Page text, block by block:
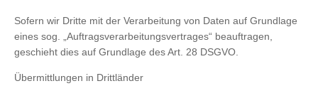
Sofern wir Dritte mit der Verarbeitung von Daten auf Grundlage
eines sog. „Auftragsverarbeitungsvertrages“ beauftragen,
geschieht dies auf Grundlage des Art. 28 DSGVO.
Übermittlungen in Drittländer